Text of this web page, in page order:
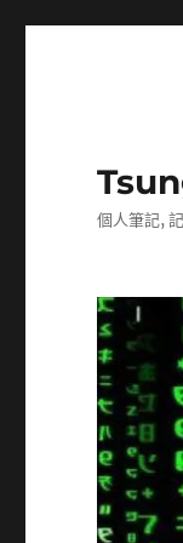
個人筆記,